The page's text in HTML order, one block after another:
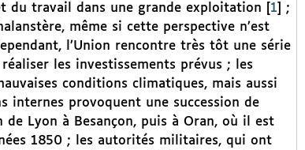
du travail dans une grande exploitation
1
;
même si cette perspective n’est
l’Union rencontre très tôt une série
les investissements prévus ; les
conditions climatiques, mais aussi
internes provoquent une succession de
Lyon à Besançon, puis à Oran, où il est
1850 ; les autorités militaires, qui ont